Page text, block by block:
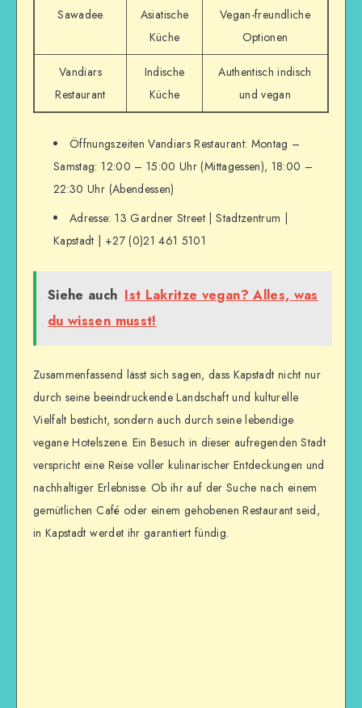
Sawadee
Asiatische
Küche
Vegan-freundliche
Optionen
Vandiars
Restaurant
Indische
Küche
Authentisch indisch
und vegan
Öffnungszeiten Vandiars Restaurant: Montag –
Samstag: 12:00 – 15:00 Uhr (Mittagessen), 18:00 –
22:30 Uhr (Abendessen)
Adresse: 13 Gardner Street | Stadtzentrum |
Kapstadt | +27 (0)21 461 5101
Siehe auch Ist Lakritze vegan? Alles, was
du wissen musst!
Zusammenfassend lässt sich sagen, dass Kapstadt nicht nur
durch seine beeindruckende Landschaft und kulturelle
Vielfalt besticht, sondern auch durch seine lebendige
vegane Hotelszene. Ein Besuch in dieser aufregenden Stadt
verspricht eine Reise voller kulinarischer Entdeckungen und
nachhaltiger Erlebnisse. Ob ihr auf der Suche nach einem
gemütlichen Café oder einem gehobenen Restaurant seid,
in Kapstadt werdet ihr garantiert fündig.